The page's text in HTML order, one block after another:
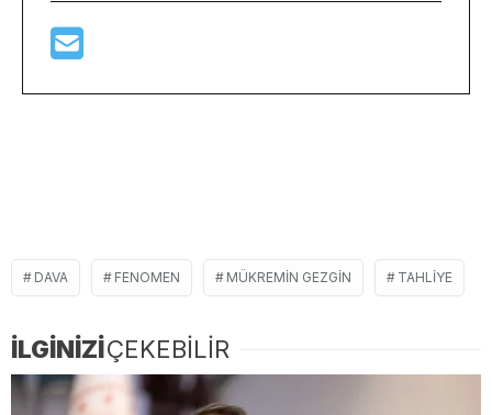
DAVA FENOMEN MÜKREMIN GEZGIN TAHLIYE
İLGİNİZİÇEKEBİLİR